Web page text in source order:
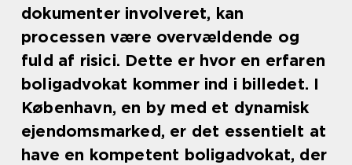
dokumenter involveret, kan
processen være overvældende og
fuld af risici. Dette er hvor en erfaren
boligadvokat kommer ind i billedet. I
København, en by med et dynamisk
ejendomsmarked, er det essentielt at
have en kompetent boligadvokat, der